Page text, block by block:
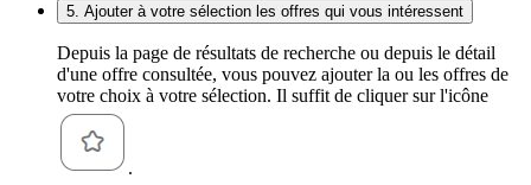
5. Ajouter à votre sélection les offres qui vous intéressent
Depuis la page de résultats de recherche ou depuis le détail
d'une offre consultée, vous pouvez ajouter la ou les offres de
votre choix à votre sélection. Il suffit de cliquer sur l'icône
.